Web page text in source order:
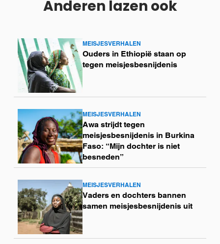
Anderen lazen ook
MEISJESVERHALEN
Ouders in Ethiopië staan op
tegen meisjesbesnijdenis
Lees
meer
MEISJESVERHALEN
Awa strijdt tegen
meisjesbesnijdenis in Burkina
Faso: “Mijn dochter is niet
besneden”
Lees
meer
MEISJESVERHALEN
Vaders en dochters bannen
samen meisjesbesnijdenis uit
Lees
meer